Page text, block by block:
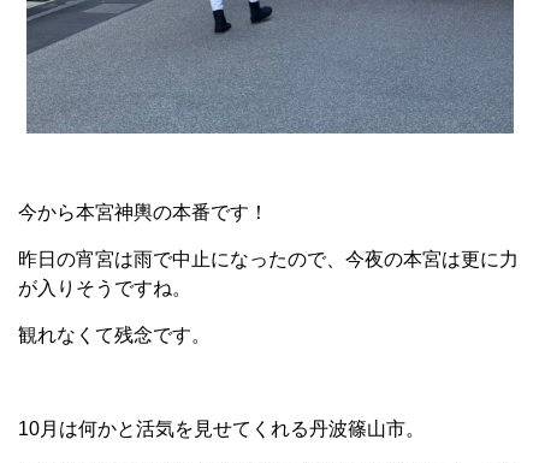
今から本宮神輿の本番です！
昨日の宵宮は雨で中止になったので、今夜の本宮は更に力
が入りそうですね。
観れなくて残念です。
10月は何かと活気を見せてくれる丹波篠山市。